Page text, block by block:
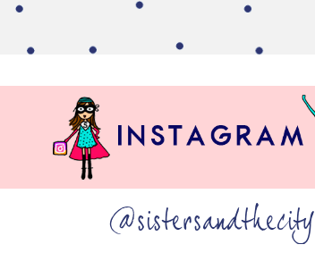
@sistersandthecity